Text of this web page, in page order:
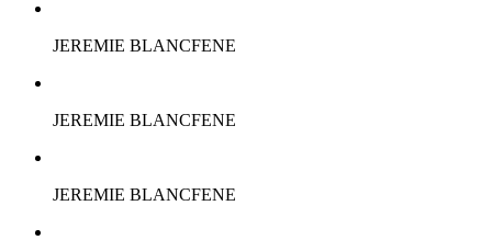
JEREMIE BLANCFENE
JEREMIE BLANCFENE
JEREMIE BLANCFENE